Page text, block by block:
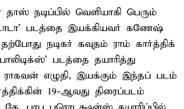
நடிப்பில் வெளியாகி பெரும்
படத்தை இயக்கியவர் கணேஷ்
நடிகர் கவுதம் ராம் கார்த்திக்
படத்தை தயாரித்து
ராகவன் எழுதி, இயக்கும் இந்தப் படம்
19-ஆவது திரைப்படம்